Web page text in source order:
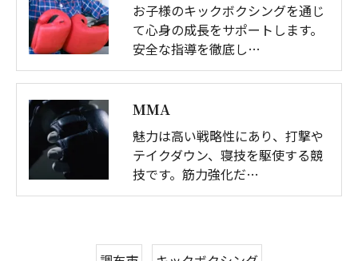
お子様のキックボクシングを通じ
て心身の成長をサポートします。
安全な指導を徹底し…
MMA
魅力は高い戦略性にあり、打撃や
テイクダウン、寝技を駆使する競
技です。筋力強化だ…